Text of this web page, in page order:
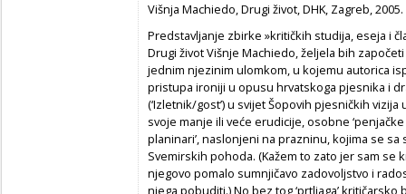
Višnja Machiedo, Drugi život, DHK, Zagreb, 2005.
Predstavljanje zbirke »kritičkih studija, eseja i
Drugi život Višnje Machiedo, željela bih
jednim njezinim ulomkom, u kojemu autorica
pristupa ironiji u opusu hrvatskoga pjesnika i
(‘Izletnik/gost’) u svijet Šopovih pjesničkih vizija
svoje manje ili veće erudicije, osobne ‘penjačke
planinari’, naslonjeni na prazninu, kojima se
Svemirskih pohoda. (Kažem to zato jer sam se
njegovo pomalo sumnjičavo zadovoljstvo i
njega pobuditi.) No bez tog ‘prtljaga’